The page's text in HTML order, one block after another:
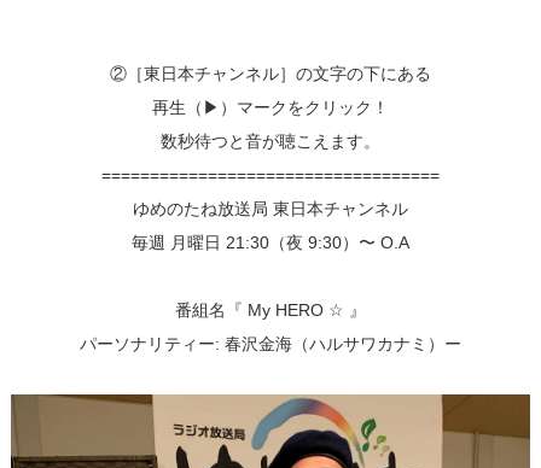
②［東日本チャンネル］の文字の下にある
再生（▶︎）マークをクリック！
数秒待つと音が聴こえます。
===================================
ゆめのたね放送局 東日本チャンネル
毎週 月曜日 21:30（夜 9:30）〜 O.A
番組名『 My HERO ☆ 』
パーソナリティー: 春沢金海（ハルサワカナミ）ー